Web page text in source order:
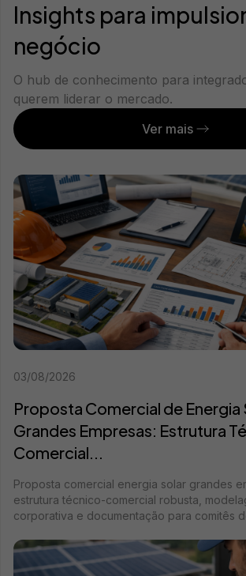
Insights para
negócio
O hub de conhecimento para
querem liderar o mercado.
Ver mais
03/08/2026
Proposta Comercial de Energia
Grandes Empresas: Estrutura
Comercial...
Proposta comercial energia solar grandes
estrutura técnico-comercial robusta,
corporativa e documentação para comitês